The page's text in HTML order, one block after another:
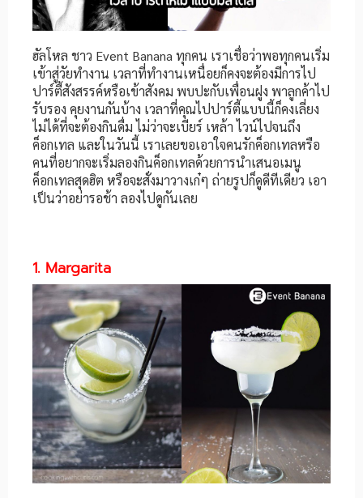
ฮัลโหล ชาว Event Banana ทุกคน เราเชื่อว่าพอทุกคนเริ่ม
เข้าสู่วัยทำงาน เวลาที่ทำงานเหนื่อยก็คงจะต้องมีการไป
ปาร์ตี้สังสรรค์หรือเข้าสังคม พบปะกับเพื่อนฝูง พาลูกค้าไป
รับรอง คุยงานกันบ้าง เวลาที่คุณไปปาร์ตี้แบบนี้ก็คงเลี่ยง
ไม่ได้ที่จะต้องกินดื่ม ไม่ว่าจะเบียร์ เหล้า ไวน์ไปจนถึง
ค็อกเทล และในวันนี้ เราเลยขอเอาใจคนรักค็อกเทลหรือ
คนที่อยากจะเริ่มลองกินค็อกเทลด้วยการนำเสนอเมนู
ค็อกเทลสุดฮิต หรือจะสั่งมาวางเก๋ๆ ถ่ายรูปก็ดูดีทีเดียว เอา
เป็นว่าอย่ารอช้า ลองไปดูกันเลย
1. Margarita